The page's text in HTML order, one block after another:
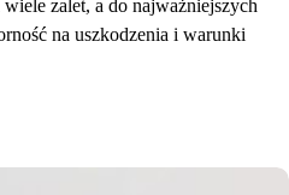
zalet, a do najważniejszych
na uszkodzenia i warunki